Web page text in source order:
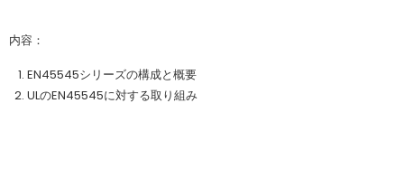
内容：
EN45545シリーズの構成と概要
ULのEN45545に対する取り組み